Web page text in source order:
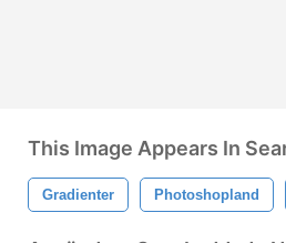
This Image Appears In
Gradienter Photoshopland